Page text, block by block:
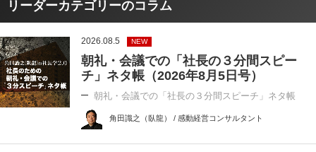
リーダーカテゴリーのコラム
2026.08.5 NEW
朝礼・会議での「社長の３分間スピー
チ」ネタ帳（2026年8月5日号）
朝礼・会議での「社長の３分間スピーチ」ネタ帳
角田識之（臥龍） / 感動経営コンサルタント